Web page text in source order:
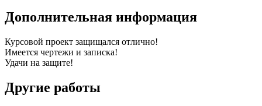
Дополнительная информация
Курсовой проект защищался отлично!
Имеется чертежи и записка!
Удачи на защите!
Другие работы